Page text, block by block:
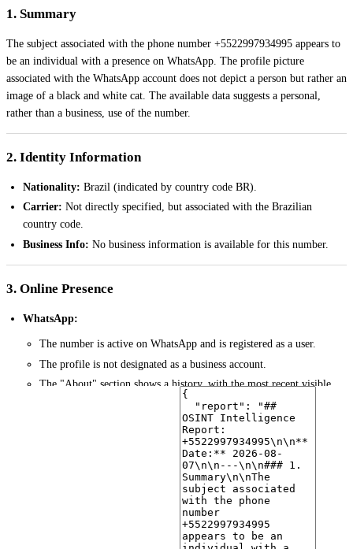
1. Summary
The subject associated with the phone number +5522997934995 appears to
be an individual with a presence on WhatsApp. The profile picture
associated with the WhatsApp account does not depict a person but rather an
image of a black and white cat. The available data suggests a personal,
rather than a business, use of the number.
2. Identity Information
Nationality: Brazil (indicated by country code BR).
Carrier: Not directly specified, but associated with the Brazilian
country code.
Business Info: No business information is available for this number.
3. Online Presence
WhatsApp:
The number is active on WhatsApp and is registered as a user.
The profile is not designated as a business account.
The "About" section shows a history, with the most recent visible
entry being "Na academia" (In the gym) with a date of 2026-06-04.
The face analysis identified the profile picture as
depicting "a black and white cat looking at the camera." No human
faces were detected. The image was tagged with "cat," "animal,"
"pet," "feline," and "black and white."